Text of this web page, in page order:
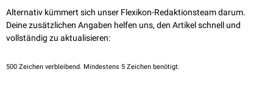
Alternativ kümmert sich unser Flexikon-Redaktionsteam darum.
Deine zusätzlichen Angaben helfen uns, den Artikel schnell und
vollständig zu aktualisieren:
500 Zeichen verbleibend. Mindestens 5 Zeichen benötigt.